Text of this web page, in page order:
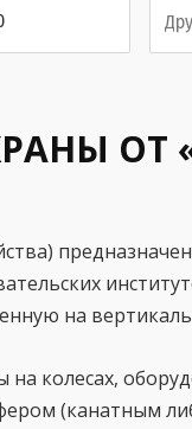
ОТ
на
колесах,
(канатным